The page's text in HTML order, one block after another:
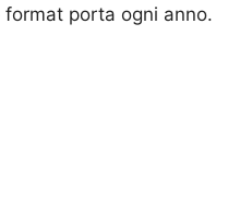
porta ogni anno.